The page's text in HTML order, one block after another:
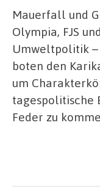
Mauerfall und
Olympia, FJS
Umweltpolitik –
boten den
um
tagespolitische
Feder zu